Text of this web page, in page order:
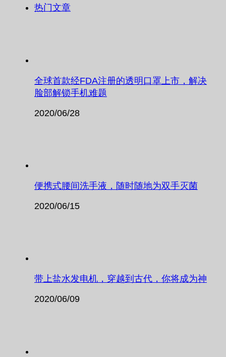
热门文章
全球首款经FDA注册的透明口罩上市，解决
脸部解锁手机难题
2020/06/28
便携式腰间洗手液，随时随地为双手灭菌
2020/06/15
带上盐水发电机，穿越到古代，你将成为神
2020/06/09